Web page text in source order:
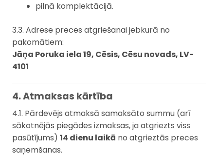
pilnā komplektācijā.
3.3. Adrese preces atgriešanai jebkurā no
pakomātiem:
Jāņa Poruka iela 19, Cēsis, Cēsu novads, LV-
4101
4. Atmaksas kārtība
4.1. Pārdevējs atmaksā samaksāto summu (arī
sākotnējās piegādes izmaksas, ja atgriezts viss
pasūtījums) 14 dienu laikā no atgrieztās preces
saņemšanas.